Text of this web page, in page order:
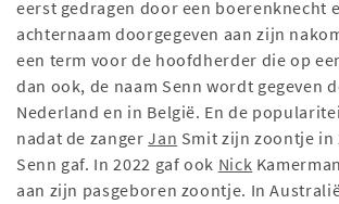
eerst gedragen door een boerenknecht
achternaam doorgegeven aan zijn
een term voor de hoofdherder die op
dan ook, de naam Senn wordt gegeven
Nederland en in België. En de
nadat de zangerJan Smit zijn zoontje in
Senn gaf. In 2022 gaf ook Nick
aan zijn pasgeboren zoontje. In